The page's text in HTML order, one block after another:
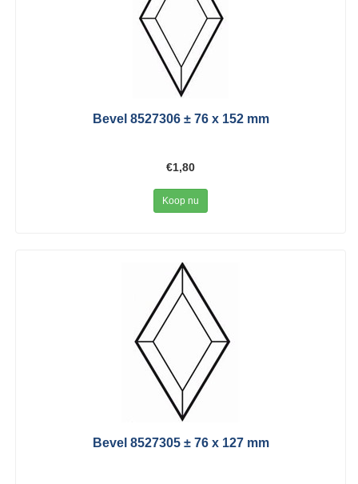
Bevel 8527306 ± 76 x 152 mm
€1,80
Koop nu
Bevel 8527305 ± 76 x 127 mm